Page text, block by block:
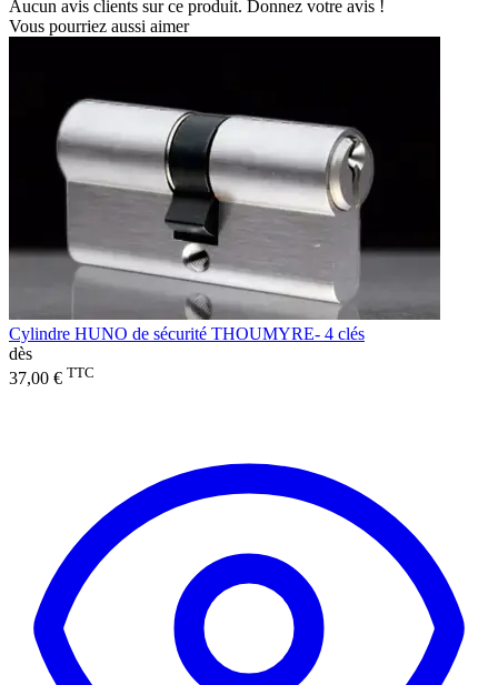
Aucun avis clients sur ce produit. Donnez votre avis !
Vous pourriez aussi aimer
Cylindre HUNO de sécurité THOUMYRE- 4 clés
dès
37,00 € TTC